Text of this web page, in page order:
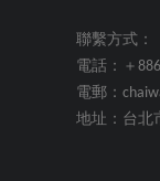
聯繫方式：
電話：＋
電郵：
地址：台北